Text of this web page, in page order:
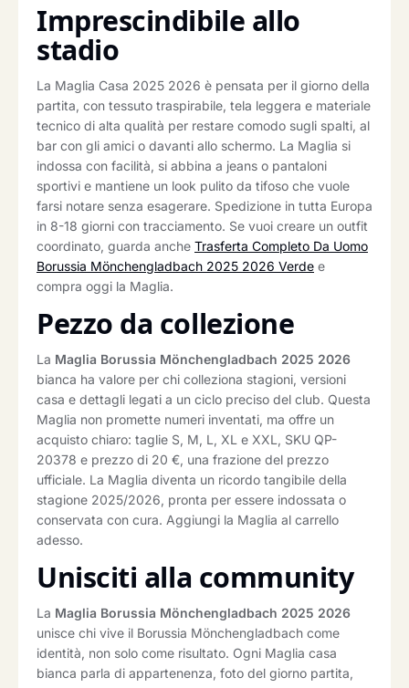
Imprescindibile allo
stadio
La Maglia Casa 2025 2026 è pensata per il giorno della
partita, con tessuto traspirabile, tela leggera e materiale
tecnico di alta qualità per restare comodo sugli spalti, al
bar con gli amici o davanti allo schermo. La Maglia si
indossa con facilità, si abbina a jeans o pantaloni
sportivi e mantiene un look pulito da tifoso che vuole
farsi notare senza esagerare. Spedizione in tutta Europa
in 8-18 giorni con tracciamento. Se vuoi creare un outfit
coordinato, guarda anche Trasferta Completo Da Uomo
Borussia Mönchengladbach 2025 2026 Verde e
compra oggi la Maglia.
Pezzo da collezione
La Maglia Borussia Mönchengladbach 2025 2026
bianca ha valore per chi colleziona stagioni, versioni
casa e dettagli legati a un ciclo preciso del club. Questa
Maglia non promette numeri inventati, ma offre un
acquisto chiaro: taglie S, M, L, XL e XXL, SKU QP-
20378 e prezzo di 20 €, una frazione del prezzo
ufficiale. La Maglia diventa un ricordo tangibile della
stagione 2025/2026, pronta per essere indossata o
conservata con cura. Aggiungi la Maglia al carrello
adesso.
Unisciti alla community
La Maglia Borussia Mönchengladbach 2025 2026
unisce chi vive il Borussia Mönchengladbach come
identità, non solo come risultato. Ogni Maglia casa
bianca parla di appartenenza, foto del giorno partita,